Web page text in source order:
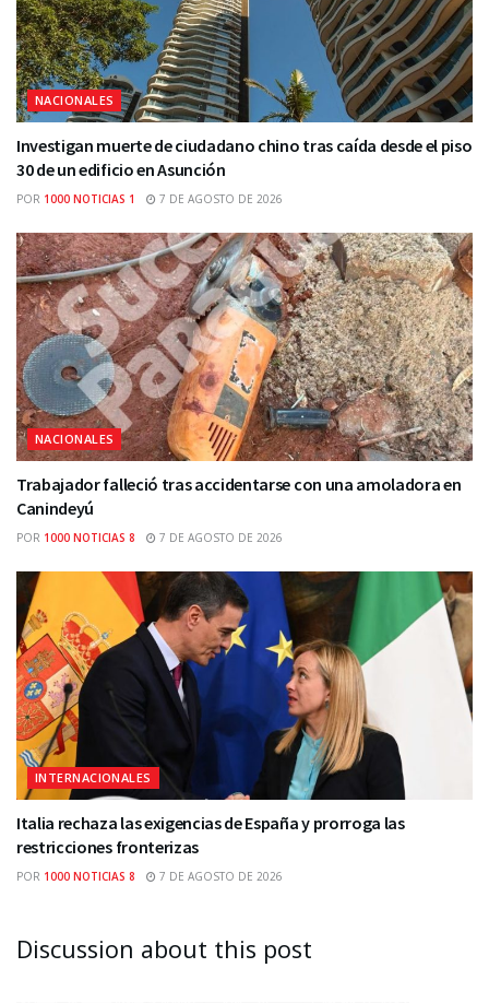
NACIONALES
Investigan muerte de ciudadano chino tras caída desde el piso
30 de un edificio en Asunción
POR 1000 NOTICIAS 1 7 DE AGOSTO DE 2026
NACIONALES
Trabajador falleció tras accidentarse con una amoladora en
Canindeyú
POR 1000 NOTICIAS 8 7 DE AGOSTO DE 2026
INTERNACIONALES
Italia rechaza las exigencias de España y prorroga las
restricciones fronterizas
POR 1000 NOTICIAS 8 7 DE AGOSTO DE 2026
Discussion about this post